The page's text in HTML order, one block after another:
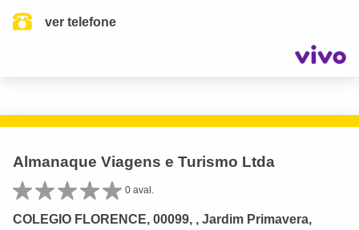
ver telefone
Almanaque Viagens e Turismo Ltda
0 aval.
COLEGIO FLORENCE, 00099, , Jardim Primavera,